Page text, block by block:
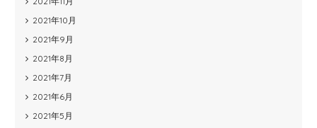
2021年10月
2021年9月
2021年8月
2021年7月
2021年6月
2021年5月